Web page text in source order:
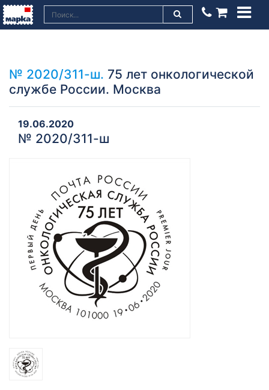
№ 2020/311-ш. 75 лет онкологической
службе России. Москва
19.06.2020
№ 2020/311-ш